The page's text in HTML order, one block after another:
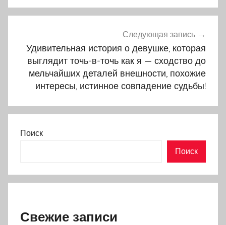
Следующая запись
Удивительная история о девушке, которая
выглядит точь-в-точь как я — сходство до
мельчайших деталей внешности, похожие
интересы, истинное совпадение судьбы!
Поиск
Поиск
Свежие записи